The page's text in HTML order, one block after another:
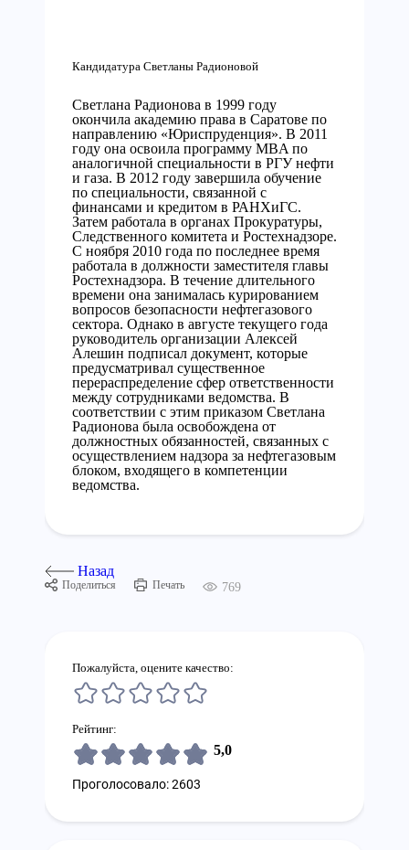
Кандидатура Светланы Радионовой
Светлана Радионова в 1999 году
окончила академию права в Саратове по
направлению «Юриспруденция». В 2011
году она освоила программу MBA по
аналогичной специальности в РГУ нефти
и газа. В 2012 году завершила обучение
по специальности, связанной с
финансами и кредитом в РАНХиГС.
Затем работала в органах Прокуратуры,
Следственного комитета и Ростехнадзоре.
С ноября 2010 года по последнее время
работала в должности заместителя главы
Ростехнадзора. В течение длительного
времени она занималась курированием
вопросов безопасности нефтегазового
сектора. Однако в августе текущего года
руководитель организации Алексей
Алешин подписал документ, которые
предусматривал существенное
перераспределение сфер ответственности
между сотрудниками ведомства. В
соответствии с этим приказом Светлана
Радионова была освобождена от
должностных обязанностей, связанных с
осуществлением надзора за нефтегазовым
блоком, входящего в компетенции
ведомства.
Назад
Поделиться Печать 769
Пожалуйста, оцените качество:
Рейтинг:
5,0
Проголосовало: 2603